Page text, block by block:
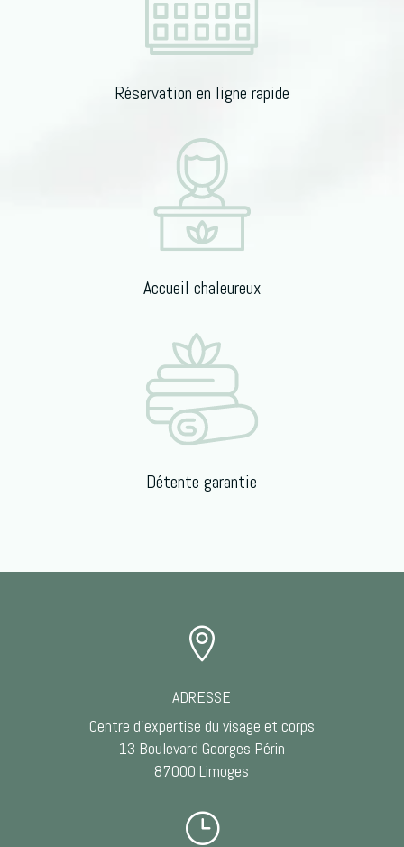
Réservation en ligne rapide
Accueil chaleureux
Détente garantie

ADRESSE
Centre d’expertise du visage et corps
13 Boulevard Georges Périn
87000 Limoges
}